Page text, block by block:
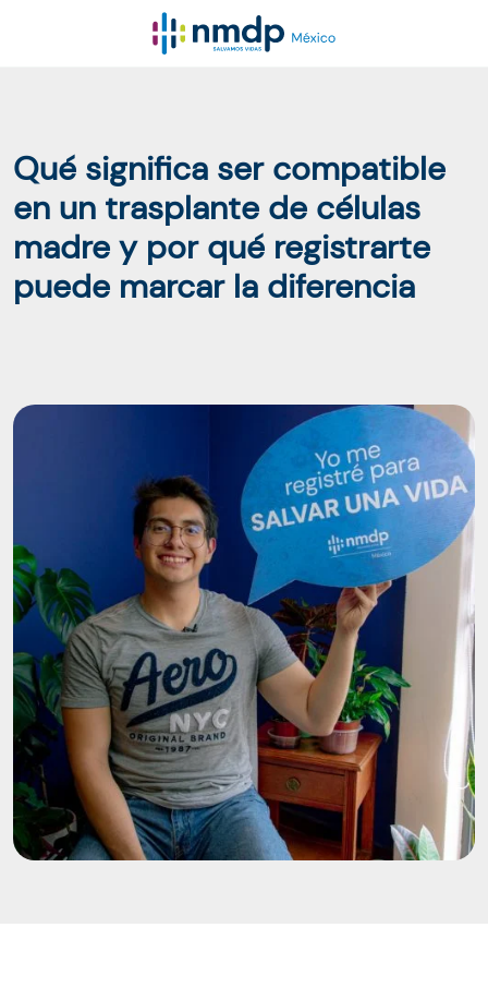
Qué significa ser compatible
en un trasplante de células
madre y por qué registrarte
puede marcar la diferencia